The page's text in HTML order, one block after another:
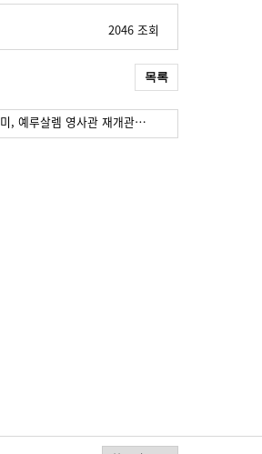
2046 조회
목록
미, 예루살렘 영사관 재개관…